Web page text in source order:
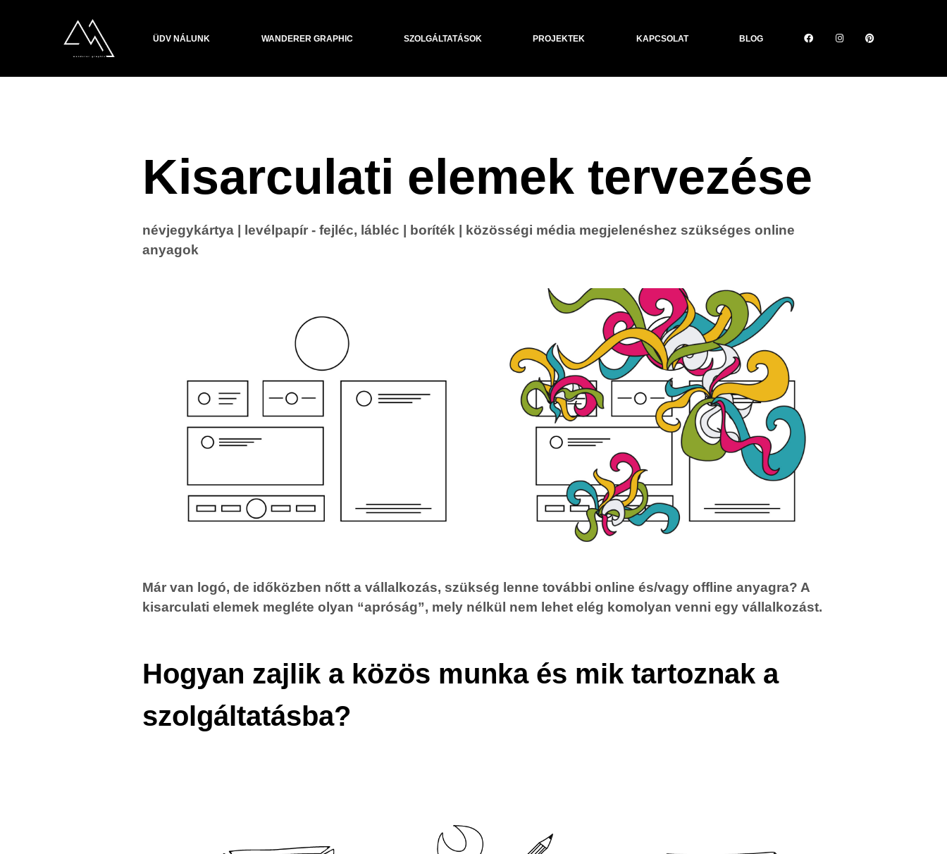
ÜDV NÁLUNK WANDERER GRAPHIC SZOLGÁLTATÁSOK PROJEKTEK KAPCSOLAT BLOG
Kisarculati elemek tervezése
névjegykártya | levélpapír - fejléc, lábléc | boríték | közösségi média megjelenéshez szükséges online
anyagok
Már van logó, de időközben nőtt a vállalkozás, szükség lenne további online és/vagy offline anyagra? A
kisarculati elemek megléte olyan “apróság”, mely nélkül nem lehet elég komolyan venni egy vállalkozást.
Hogyan zajlik a közös munka és mik tartoznak a
szolgáltatásba?